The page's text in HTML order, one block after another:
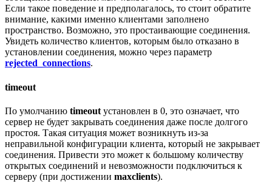
Если такое поведение и предполагалось, то стоит обратите
внимание, какими именно клиентами заполнено
пространство. Возможно, это простаивающие соединения.
Увидеть количество клиентов, которым было отказано в
установлении соединения, можно через параметр
rejected_connections.
timeout
По умолчанию timeout установлен в 0, это означает, что
сервер не будет закрывать соединения даже после долгого
простоя. Такая ситуация может возникнуть из-за
неправильной конфигурации клиента, который не закрывает
соединения. Привести это может к большому количеству
открытых соединений и невозможности подключиться к
серверу (при достижении maxclients).